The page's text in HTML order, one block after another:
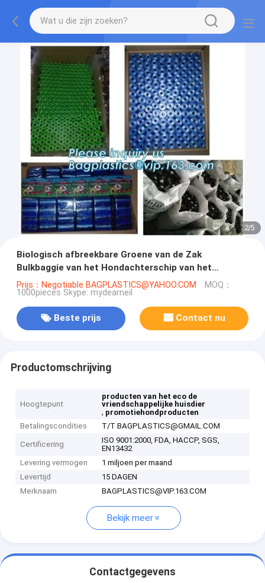
2/5
Biologisch afbreekbare Groene van de Zak
Bulkbaggie van het Hondachterschip van het
Beendispener HDPE EPI
Prijs：Negotiable BAGPLASTICS@YAHOO.COM MOQ：
1000pieces Skype: mydearneil
Beste prijs Contact nu
Productomschrijving
Hoogtepunt
producten van het eco de
vriendschappelijke huisdier
, promotiehondproducten
Betalingscondities
T/T BAGPLASTICS@GMAIL.COM
Certificering
ISO 9001:2000, FDA, HACCP, SGS,
EN13432
Levering vermogen
1 miljoen per maand
Levertijd
15 DAGEN
Merknaam
BAGPLASTICS@VIP.163.COM
Bekijk meer
Contactgegevens